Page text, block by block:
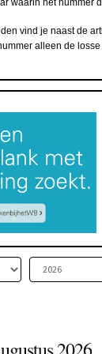
waarin het nummer
vind je naast de
alleen de